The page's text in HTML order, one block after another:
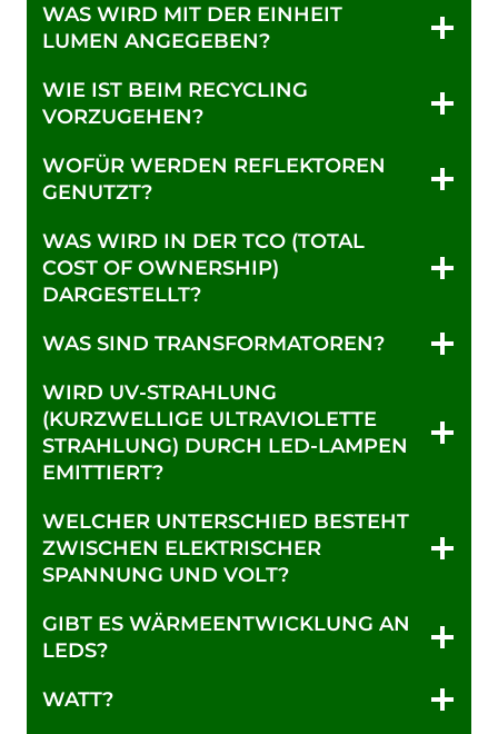
WAS WIRD MIT DER EINHEIT
LUMEN ANGEGEBEN?
WIE IST BEIM RECYCLING
VORZUGEHEN?
WOFÜR WERDEN REFLEKTOREN
GENUTZT?
WAS WIRD IN DER TCO (TOTAL
COST OF OWNERSHIP)
DARGESTELLT?
WAS SIND TRANSFORMATOREN?
WIRD UV-STRAHLUNG
(KURZWELLIGE ULTRAVIOLETTE
STRAHLUNG) DURCH LED-LAMPEN
EMITTIERT?
WELCHER UNTERSCHIED BESTEHT
ZWISCHEN ELEKTRISCHER
SPANNUNG UND VOLT?
GIBT ES WÄRMEENTWICKLUNG AN
LEDS?
WATT?